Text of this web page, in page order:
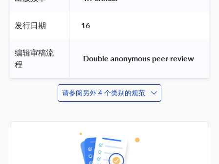
发行日期 16
编辑审稿流
程
Double anonymous peer review
请参阅另外 4 个类别的规范